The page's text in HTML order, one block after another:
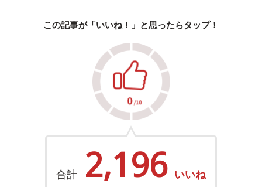
この記事が「いいね！」と思ったらタップ！
合計 2,196 いいね